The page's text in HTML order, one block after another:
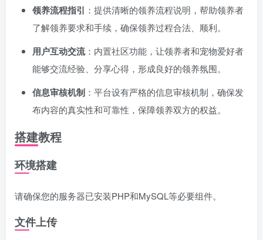
领养流程指引 ：提供清晰的领养流程说明，帮助领养者
了解领养要求和手续，确保领养过程合法、顺利。
用户互动交流：内置社区功能，让领养者和宠物爱好者
能够交流经验、分享心得，形成良好的领养氛围。
信息审核机制 ：平台设有严格的信息审核机制，确保发
布内容的真实性和可靠性，保障领养双方的权益。
搭建教程
环境搭建
请确保您的服务器已安装PHP和MySQL等必要组件。
文件上传